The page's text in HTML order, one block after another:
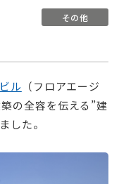
その他
ル （フロアエージ
の全容を伝える”建
した。